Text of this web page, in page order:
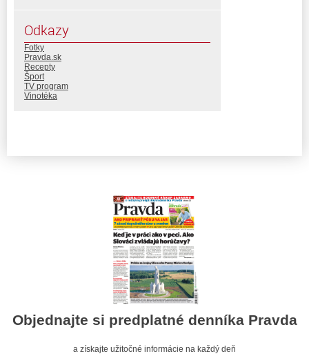
Odkazy
Fotky
Pravda.sk
Recepty
Šport
TV program
Vinotéka
Objednajte si predplatné denníka Pravda
a získajte užitočné informácie na každý deň